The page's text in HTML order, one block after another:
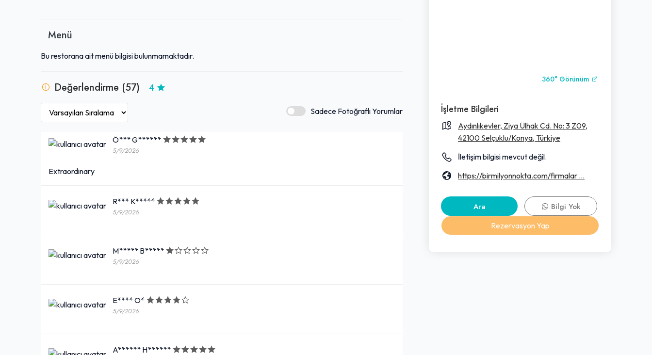
Menü
Bu restorana ait menü bilgisi bulunmamaktadır.
Değerlendirme (57) 4
Sadece Fotoğraflı Yorumlar
Ö*** G******
5/9/2026
Extraordinary
R*** K*****
5/9/2026
M***** B*****
5/9/2026
E**** O*
5/9/2026
A****** H******
360° Görünüm
İşletme Bilgileri
Aydınlıkevler, Ziya Ülhak Cd. No: 3 Z09,
42100 Selçuklu/Konya, Türkiye
İletişim bilgisi mevcut değil.
https://birmilyonnokta.com/firmalar ...
Ara
Bilgi Yok
Rezervasyon Yap